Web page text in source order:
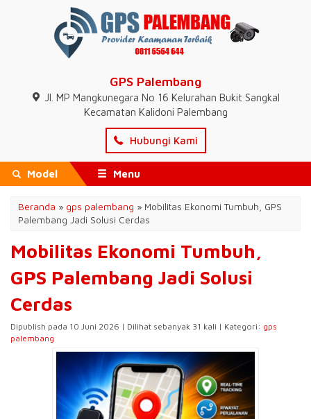
GPS Palembang
Jl. MP Mangkunegara No 16 Kelurahan Bukit Sangkal
Kecamatan Kalidoni Palembang
Hubungi Kami
Model Menu
Beranda » gps palembang » Mobilitas Ekonomi Tumbuh, GPS
Palembang Jadi Solusi Cerdas
Mobilitas Ekonomi Tumbuh,
GPS Palembang Jadi Solusi
Cerdas
Dipublish pada 10 Juni 2026 | Dilihat sebanyak 31 kali | Kategori: gps
palembang